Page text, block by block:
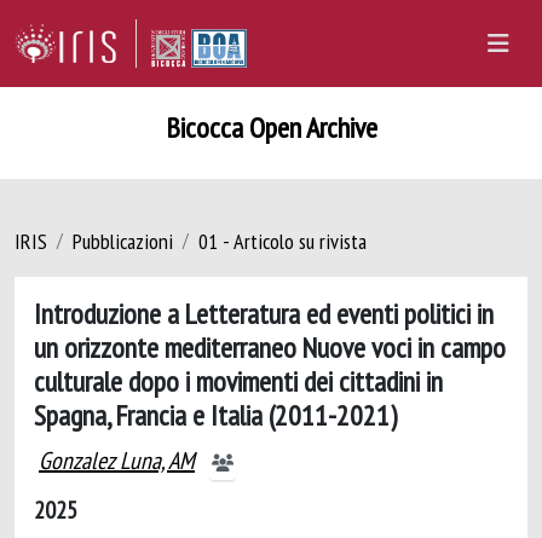
Bicocca Open Archive
IRIS Pubblicazioni 01 - Articolo su rivista
Introduzione a Letteratura ed eventi politici in
un orizzonte mediterraneo Nuove voci in campo
culturale dopo i movimenti dei cittadini in
Spagna, Francia e Italia (2011-2021)
Gonzalez Luna, AM
2025